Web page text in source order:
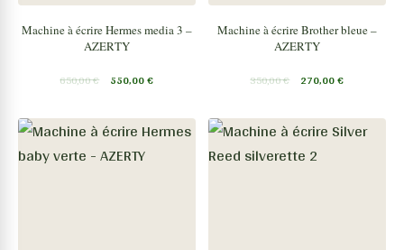
Machine à écrire Hermes media 3 –
AZERTY
650,00€ 550,00€
Machine à écrire Brother bleue –
AZERTY
350,00€ 270,00€